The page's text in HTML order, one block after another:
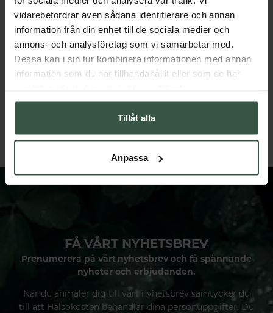
vidarebefordrar även sådana identifierare och annan
information från din enhet till de sociala medier och
annons- och analysföretag som vi samarbetar med.
Dessa kan i sin tur kombinera informationen med annan
information som du har tillhandahållit eller som de har
Tillåt alla
Anpassa
LÄGG I VARUKORGEN LÄGG I VARUKORGEN
FÅ VÅRT NYHETSBREV
Prenumerera på vårt nyhetsbrev och få spännande
nyheter och erbjudanden.
När du anmäler dig till vårt nyhetsbrev samtycker du
till att Hälsokosten behandlar dina personuppgifter. Du